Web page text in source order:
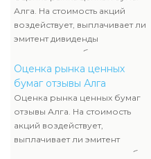
составляющей рыночной
стоимости и используется
оценщиком наряду с оценкой
имущества компании-эмитента,
чтоб узнать настоящую
стоимость ценных бумаг.
Алга. На стоимость акций
воздействует, выплачивает ли
эмитент дивиденды
акционерам либо проценты по
облигациям, какой размер
данных выплат. Определение
прибыльности акций считается
составляющей рыночной
стоимости и используется
оценщиком наряду с оценкой
имущества компании-эмитента,
Оценка рынка ценных
бумаг отзывы Алга
Оценка рынка ценных бумаг
отзывы Алга. На стоимость
акций воздействует,
выплачивает ли эмитент
дивиденды акционерам либо